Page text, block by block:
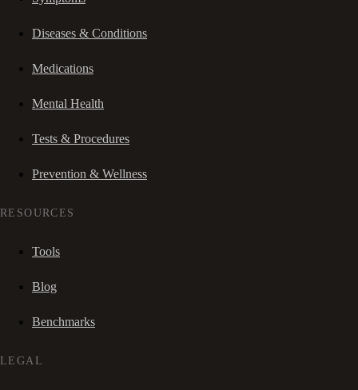
Diseases & Conditions
Medications
Mental Health
Tests & Procedures
Prevention & Wellness
RESOURCES
Tools
Blog
Benchmarks
LEGAL